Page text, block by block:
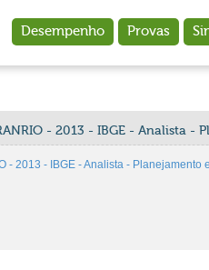
Desempenho Provas
- 2013 - IBGE - Analista -
- 2013 - IBGE - Analista - Planejamento